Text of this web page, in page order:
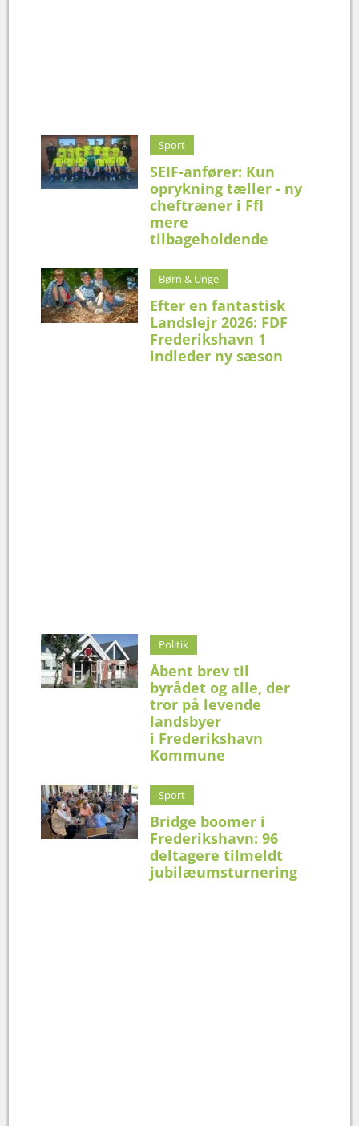
Sport
SEIF-anfører: Kun
oprykning tæller - ny
cheftræner i FfI
mere
tilbageholdende
Børn & Unge
Efter en fantastisk
Landslejr 2026: FDF
Frederikshavn 1
indleder ny sæson
Politik
Åbent brev til
byrådet og alle, der
tror på levende
landsbyer
i Frederikshavn
Kommune
Sport
Bridge boomer i
Frederikshavn: 96
deltagere tilmeldt
jubilæumsturnering